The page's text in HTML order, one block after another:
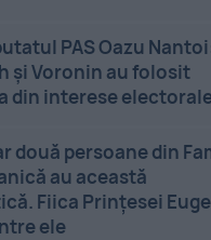
PAS Oazu
și Voronin au folosit
din interese
două persoane din
au această
Fiica Prințesei
ele